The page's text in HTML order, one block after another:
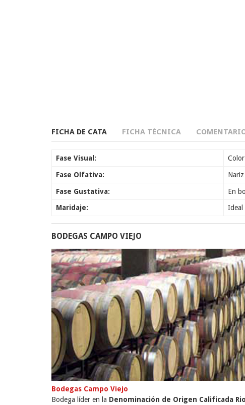
FICHA DE CATA FICHA TÉCNICA
Fase Visual:
Fase Olfativa:
Fase Gustativa:
En
Maridaje:
Ideal
BODEGAS CAMPO VIEJO
Bodegas Campo Viejo
Bodega líder en la Denominación de Origen Calificada